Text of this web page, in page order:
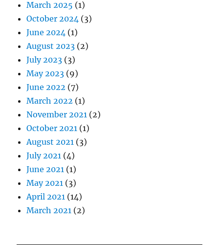
March 2025 (1)
October 2024 (3)
June 2024 (1)
August 2023 (2)
July 2023 (3)
May 2023 (9)
June 2022 (7)
March 2022 (1)
November 2021 (2)
October 2021 (1)
August 2021 (3)
July 2021 (4)
June 2021 (1)
May 2021 (3)
April 2021 (14)
March 2021 (2)